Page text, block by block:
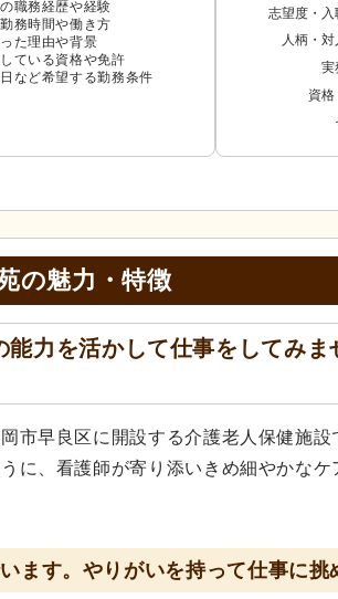
職務経歴や経験
務時間や働き方
た理由や背景
ている資格や免許
など希望する勤務条件
志望度・入
人柄・
実
資格
の魅力・特徴
力を活かして仕事をしてみま
市早良区に開設する介護老人保健施
に、看護師が寄り添いきめ細やかなケ
ます。やりがいを持って仕事に挑